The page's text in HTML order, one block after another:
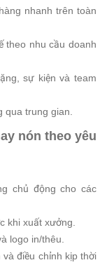
nhanh trên toàn
theo nhu cầu doanh
sự kiện và team
trung gian.
nón theo yêu
chủ động cho các
khi xuất xưởng.
logo in/thêu.
điều chỉnh kịp thời